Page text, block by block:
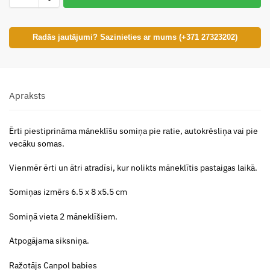
Radās jautājumi? Sazinieties ar mums (+371 27323202)
Apraksts
Ērti piestiprināma māneklīšu somiņa pie ratie, autokrēsliņa vai pie
vecāku somas.
Vienmēr ērti un ātri atradīsi, kur nolikts māneklītis pastaigas laikā.
Somiņas izmērs 6.5 x 8 x5.5 cm
Somiņā vieta 2 māneklīšiem.
Atpogājama siksniņa.
Ražotājs Canpol babies